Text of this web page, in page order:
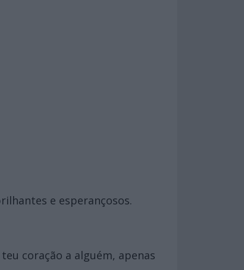
e esperançosos.
coração a alguém, apenas